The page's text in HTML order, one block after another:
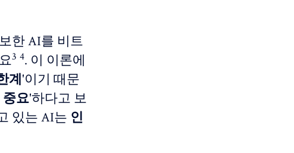
한 AI를 비트
3 4. 이 이론에
계 '이기 때문
중요'하다고 보
있는 AI는 인